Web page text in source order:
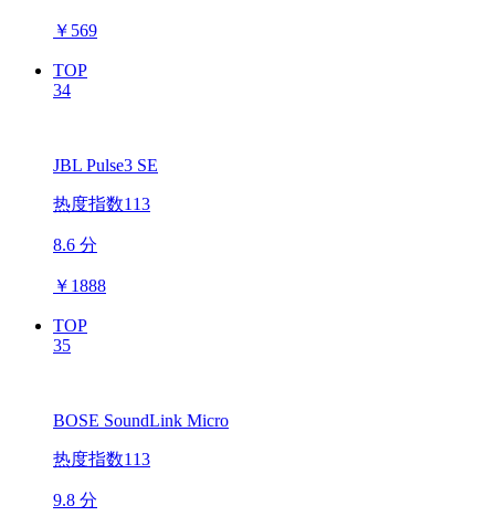
￥ 569
TOP
34
JBL Pulse3 SE
热度指数113
8.6 分
￥ 1888
TOP
35
BOSE SoundLink Micro
热度指数113
9.8 分